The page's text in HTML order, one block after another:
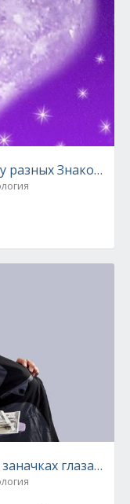
разных Знаков
глазами